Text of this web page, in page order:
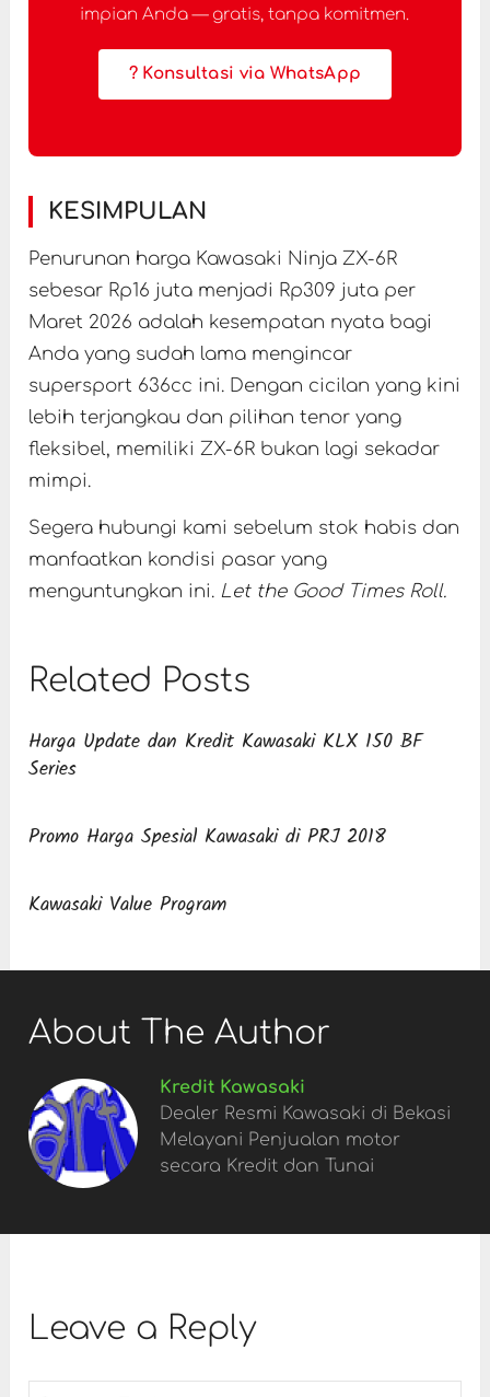
impian Anda — gratis, tanpa komitmen.
? Konsultasi via WhatsApp
KESIMPULAN
Penurunan harga Kawasaki Ninja ZX-6R
sebesar Rp16 juta menjadi Rp309 juta per
Maret 2026 adalah kesempatan nyata bagi
Anda yang sudah lama mengincar
supersport 636cc ini. Dengan cicilan yang kini
lebih terjangkau dan pilihan tenor yang
fleksibel, memiliki ZX-6R bukan lagi sekadar
mimpi.
Segera hubungi kami sebelum stok habis dan
manfaatkan kondisi pasar yang
menguntungkan ini. Let the Good Times Roll.
Related Posts
Harga Update dan Kredit Kawasaki KLX 150 BF
Series
Promo Harga Spesial Kawasaki di PRJ 2018
Kawasaki Value Program
About The Author
Kredit Kawasaki
Dealer Resmi Kawasaki di Bekasi
Melayani Penjualan motor
secara Kredit dan Tunai
Leave a Reply